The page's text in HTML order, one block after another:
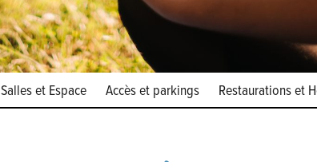
Salles et Espace Accès et parkings Restaurations et